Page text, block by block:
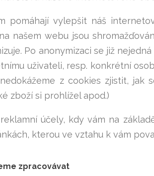
pomáhají vylepšit náš
našem webu jsou
Po anonymizaci se již
uživateli, resp. konkrétní
z cookies zjistit, jak
zboží si prohlížel apod.)
účely, kdy vám na
kterou ve vztahu k vám
zpracovávat